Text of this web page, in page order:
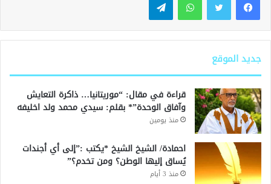
جديد الموقع
قراءة في مقال: “موريتانيا… ذاكرة التعايش
وآفاق الوحدة”* بقلم: سيدي محمد ولد اخليفه
منذ يومين
احمادة/ الشيخ الشيخ *يكتب :”إلى أي أجندات
يُساق إليها الوطن؟ ومن تخدم؟”
منذ 3 أيام